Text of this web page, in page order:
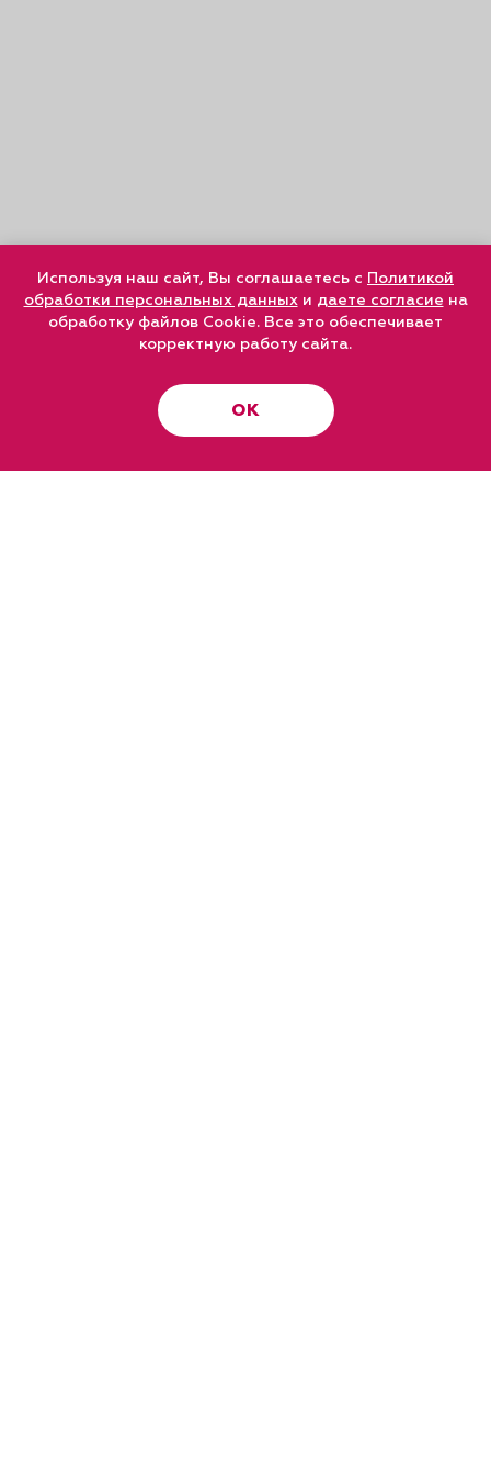
Используя наш сайт, Вы соглашаетесь с Политикой
обработки персональных данныхи даете согласие на
обработку файлов Cookie. Все это обеспечивает
корректную работу сайта.
ОК